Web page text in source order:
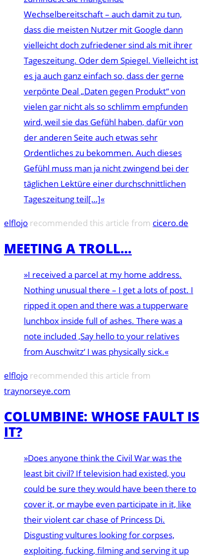
Wechselbereitschaft – auch damit zu tun,
dass die meisten Nutzer mit Google dann
vielleicht doch zufriedener sind als mit ihrer
Tageszeitung. Oder dem Spiegel. Vielleicht ist
es ja auch ganz einfach so, dass der gerne
verpönte Deal „Daten gegen Produkt“ von
vielen gar nicht als so schlimm empfunden
wird, weil sie das Gefühl haben, dafür von
der anderen Seite auch etwas sehr
Ordentliches zu bekommen. Auch dieses
Gefühl muss man ja nicht zwingend bei der
täglichen Lektüre einer durchschnittlichen
Tageszeitung teil[…]«
elflojo recommended this article from cicero.de
MEETING A TROLL…
»I received a parcel at my home address.
Nothing unusual there – I get a lots of post. I
ripped it open and there was a tupperware
lunchbox inside full of ashes. There was a
note included ‚Say hello to your relatives
from Auschwitz‘ I was physically sick.«
elflojo recommended this article from
traynorseye.com
COLUMBINE: WHOSE FAULT IS
IT?
»Does anyone think the Civil War was the
least bit civil? If television had existed, you
could be sure they would have been there to
cover it, or maybe even participate in it, like
their violent car chase of Princess Di.
Disgusting vultures looking for corpses,
exploiting, fucking, filming and serving it up